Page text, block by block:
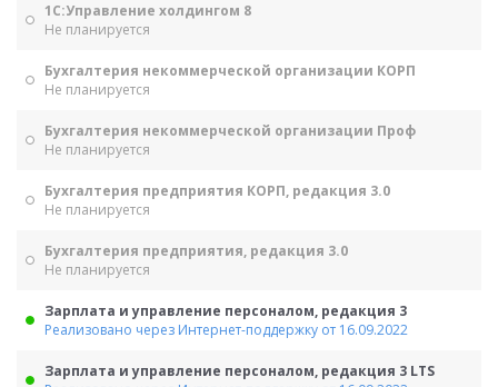
1С:Управление холдингом 8
Не планируется
Бухгалтерия некоммерческой организации КОРП
Не планируется
Бухгалтерия некоммерческой организации Проф
Не планируется
Бухгалтерия предприятия КОРП, редакция 3.0
Не планируется
Бухгалтерия предприятия, редакция 3.0
Не планируется
Зарплата и управление персоналом, редакция 3
Реализовано через Интернет-поддержку от 16.09.2022
Зарплата и управление персоналом, редакция 3 LTS